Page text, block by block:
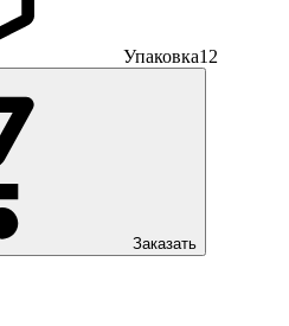
Упаковка12
Заказать